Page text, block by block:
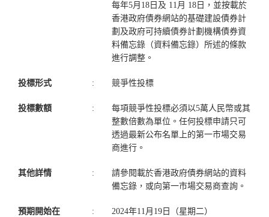
每年5月18日及 11月 18日，並按載於
香港政府債券網站的基礎建設債券計
劃及政府可持續債券計劃機構債券資
料備忘錄（資料備忘錄）所述的條款
進行調整。
投標形式 : 競爭性投標
投標數額 :
每項競爭性投標必須以5萬人民幣或其
整數倍數為單位。任何投標申請只可
透過最新公布名單上的第一市場交易
商進行。
其他詳情 :
請參閱載於香港政府債券網站的資料
備忘錄，或向第一市場交易商查詢。
預期開始在
: 2024年11月19日（星期二）